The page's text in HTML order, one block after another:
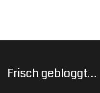
Frisch gebloggt…